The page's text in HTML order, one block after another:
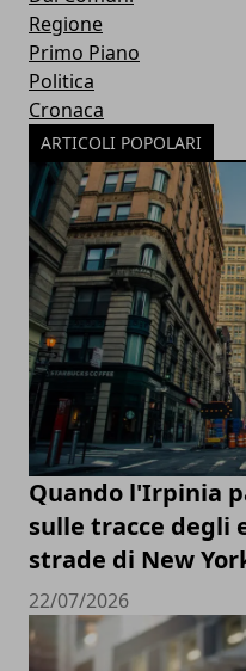
Regione
Primo Piano
Politica
Cronaca
ARTICOLI POPOLARI
Quando l'Irpinia
sulle tracce degli
strade di New
22/07/2026